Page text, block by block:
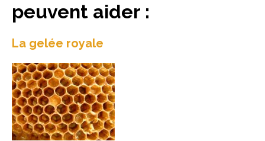
peuvent aider :
La gelée royale